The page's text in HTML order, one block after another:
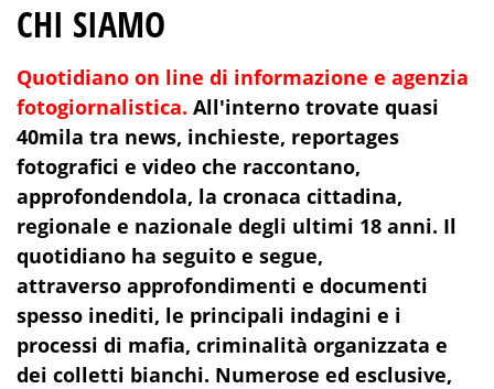
CHI SIAMO
Quotidiano on line di informazione e agenzia
fotogiornalistica. All'interno trovate quasi
40mila tra news, inchieste, reportages
fotografici e video che raccontano,
approfondendola, la cronaca cittadina,
regionale e nazionale degli ultimi 18 anni. Il
quotidiano ha seguito e segue,
attraverso approfondimenti e documenti
spesso inediti, le principali indagini e i
processi di mafia, criminalità organizzata e
dei colletti bianchi. Numerose ed esclusive,